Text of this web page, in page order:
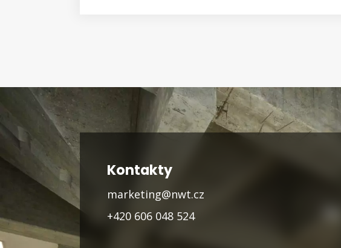
Kontakty
marketing@nwt.cz
+420 606 048 524